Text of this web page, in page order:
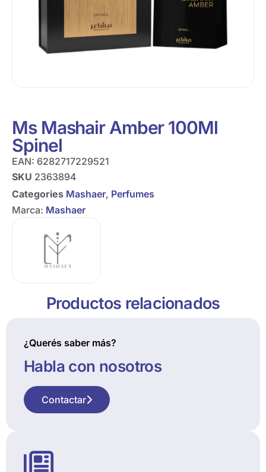
Ms Mashair Amber 100Ml
Spinel
EAN: 6282717229521
SKU 2363894
Categories Mashaer, Perfumes
Marca: Mashaer
Productos relacionados
¿Querés saber más?
Habla con nosotros
Contactar